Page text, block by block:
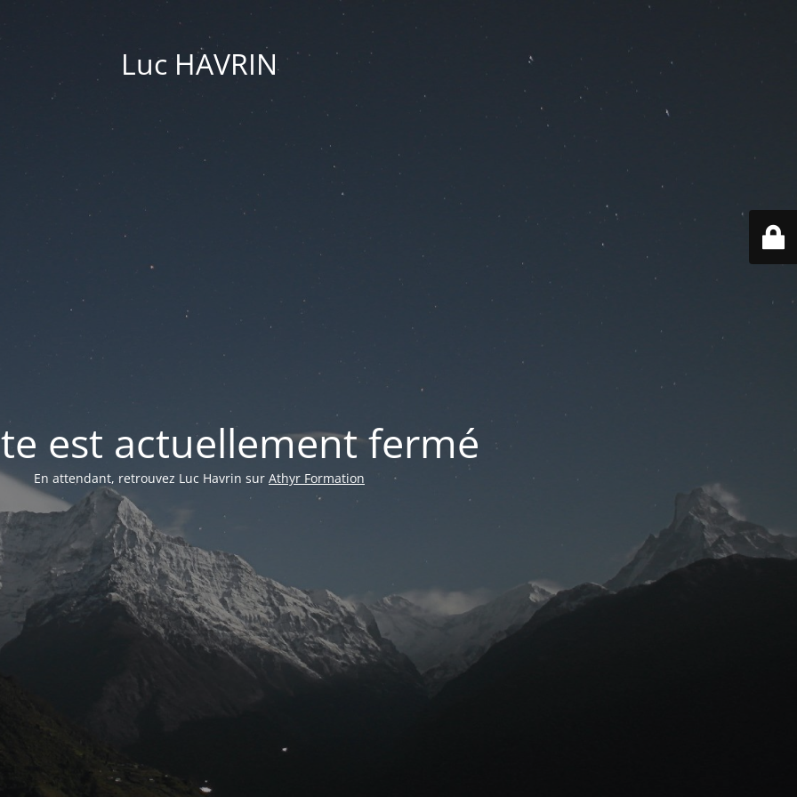
Luc HAVRIN
est actuellement fermé
En attendant, retrouvez Luc Havrin sur Athyr Formation